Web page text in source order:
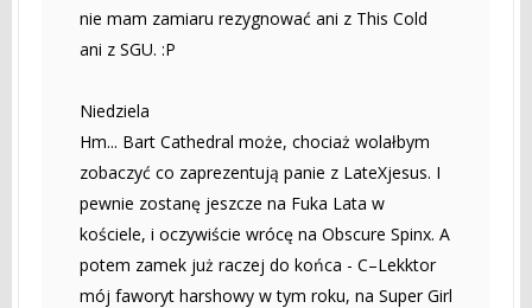
nie mam zamiaru rezygnować ani z This Cold
ani z SGU. :P
Niedziela
Hm... Bart Cathedral może, chociaż wolałbym
zobaczyć co zaprezentują panie z LateXjesus. I
pewnie zostanę jeszcze na Fuka Lata w
kościele, i oczywiście wrócę na Obscure Spinx. A
potem zamek już raczej do końca - C–Lekktor
mój faworyt harshowy w tym roku, na Super Girl